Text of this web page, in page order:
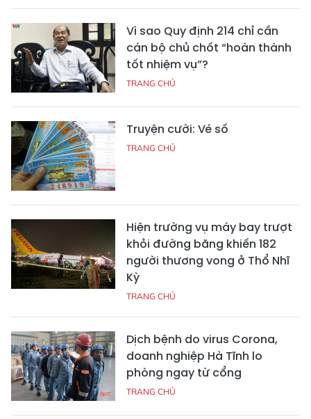
Vì sao Quy định 214 chỉ cần
cán bộ chủ chốt “hoàn thành
tốt nhiệm vụ”?
TRANG CHỦ
Truyện cười: Vé số
TRANG CHỦ
Hiện trường vụ máy bay trượt
khỏi đường băng khiến 182
người thương vong ở Thổ Nhĩ
Kỳ
TRANG CHỦ
Dịch bệnh do virus Corona,
doanh nghiệp Hà Tĩnh lo
phòng ngay từ cổng
TRANG CHỦ